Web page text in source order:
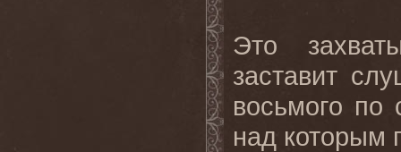
Это
заставит
восьмого по
над которым